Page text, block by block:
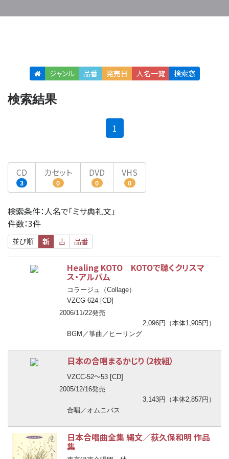
ジャンル 品番 発売日 人名一覧 検索窓
検索結果
1
CD
3
カセット
0
DVD
0
VHS
0
検索条件：人名で「ミサ典礼文」
件数：3件
並び順 新 古 品番
Healing KOTO KOTOで聴くクリスマ
ス・アルバム
コラージュ（Collage）
VZCG-624 [CD]
2006/11/22発売
2,096円（本体1,905円）
BGM／箏曲／ヒーリング
日本の合唱まるかじり（2枚組）
VZCC-52〜53 [CD]
2005/12/16発売
3,143円（本体2,857円）
合唱／オムニバス
日本合唱曲全集 縄文／荻久保和明 作品
集